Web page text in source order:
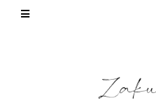
This site uses cookies
quality of service,
to detect and address